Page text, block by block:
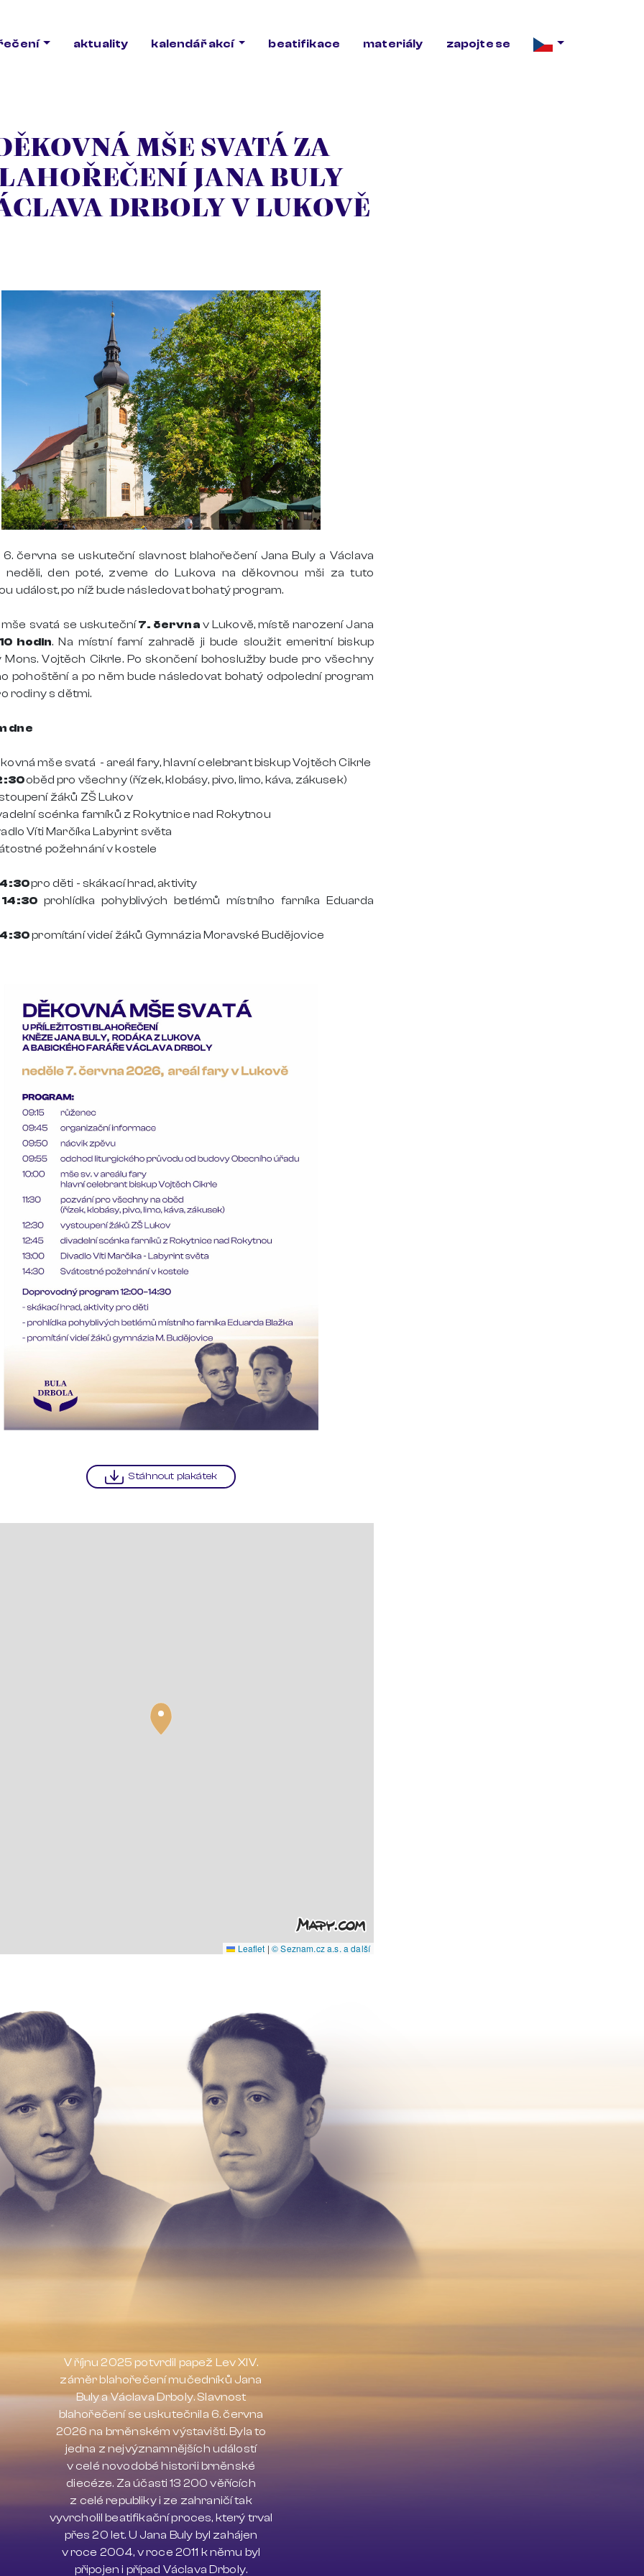
aktuality kalendář akcí beatifikace materiály zapojte se
MŠE SVATÁ ZA
JANA BULY
DRBOLY V LUKOVĚ
června se uskuteční slavnost blahořečení Jana Buly a Václava
neděli, den poté, zveme do Lukova na děkovnou mši za tuto
událost, po níž bude následovat bohatý program.
svatá se uskuteční7. červnav Lukově, místě narození Jana
hodin. Na místní farní zahradě ji bude sloužit emeritní biskup
Mons. Vojtěch Cikrle. Po skončení bohoslužby bude pro všechny
pohoštění a po něm bude následovat bohatý odpolední program
rodiny s dětmi.
dne
mše svatá - areál fary, hlavní celebrant biskup Vojtěch Cikrle
oběd pro všechny (řízek, klobásy, pivo, limo, káva, zákusek)
žáků ZŠ Lukov
scénka farníků z Rokytnice nad Rokytnou
Víti Marčíka Labyrint světa
požehnání v kostele
pro děti - skákací hrad, aktivity
prohlídka pohyblivých betlémů místního farníka Eduarda
promítání videí žáků Gymnázia Moravské Budějovice
Stáhnout plakátek
Leaflet | © Seznam.cz a.s. a další
V říjnu 2025 potvrdil papež Lev XIV.
záměr blahořečení mučedníků Jana
Buly a Václava Drboly. Slavnost
blahořečení se uskutečnila 6. června
2026 na brněnském výstavišti. Byla to
jedna z nejvýznamnějších událostí
v celé novodobé historii brněnské
diecéze. Za účasti 13 200 věřících
z celé republiky i ze zahraničí tak
vyvrcholil beatifikační proces, který trval
přes 20 let. U Jana Buly byl zahájen
v roce 2004, v roce 2011 k němu byl
připojen i případ Václava Drboly.